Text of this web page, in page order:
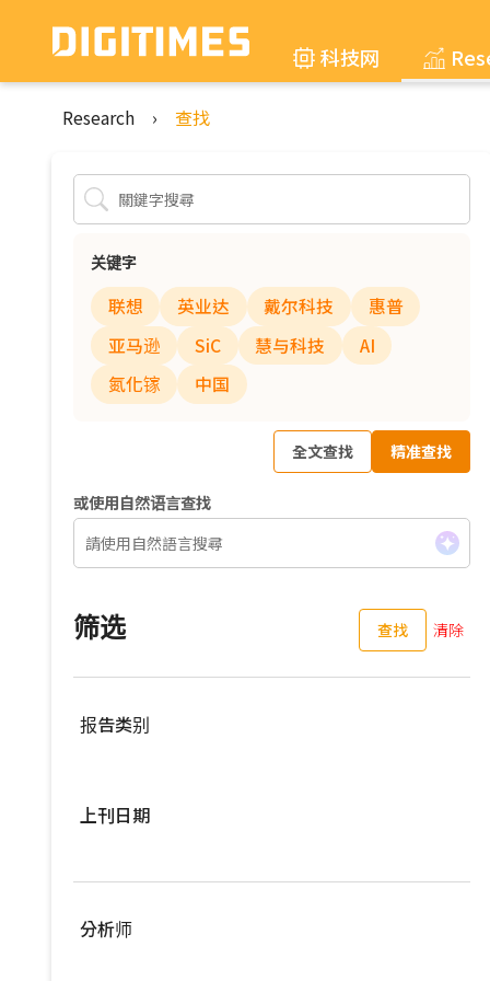
科技网
Research › 查找
关键字
联想 英业达 戴尔科技
惠普
亚马逊
SiC 慧与科技
AI
氮化镓
中国
全文查找 精准查找
或使用自然语言查找
筛选 查找 清除
报告类别
亚洲供应链
宽频与无线
上刊日期
分析师